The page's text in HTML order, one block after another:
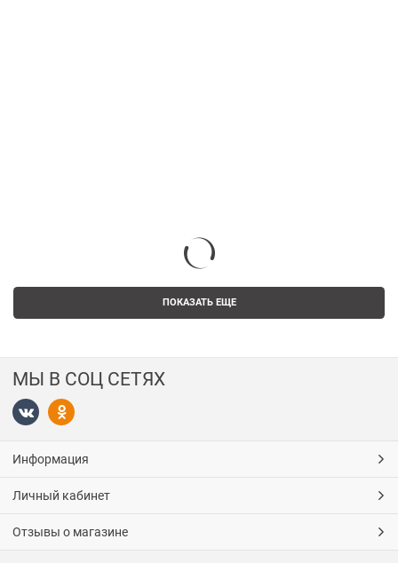
ПОКАЗАТЬ ЕЩЕ
МЫ В СОЦ СЕТЯХ
Информация
Личный кабинет
Отзывы о магазине